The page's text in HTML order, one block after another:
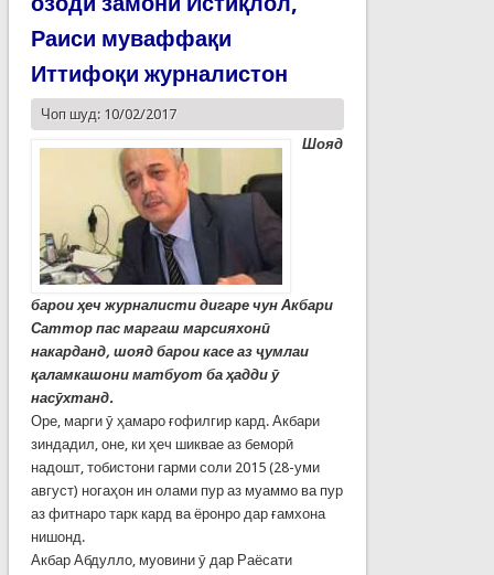
Раиси муваффақи
Иттифоқи журналистон
Чоп шуд: 10/02/2017
Шояд
барои ҳеч журналисти дигаре чун Акбари
Саттор пас маргаш марсияхонӣ
накарданд, шояд барои касе аз ҷумлаи
қаламкашони матбуот ба ҳадди ӯ
насӯхтанд.
Оре, марги ӯ ҳамаро ғофилгир кард. Акбари
зиндадил, оне, ки ҳеч шиквае аз беморӣ
надошт, тобистони гарми соли 2015 (28-уми
август) ногаҳон ин олами пур аз муаммо ва пур
аз фитнаро тарк кард ва ёронро дар ғамхона
нишонд.
Акбар Абдулло, муовини ӯ дар Раёсати